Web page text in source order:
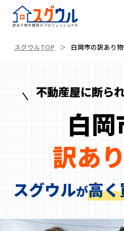
スグウルTOP 白岡市の訳あり
不動産屋に断ら
白岡
訳あ
スグウルが高